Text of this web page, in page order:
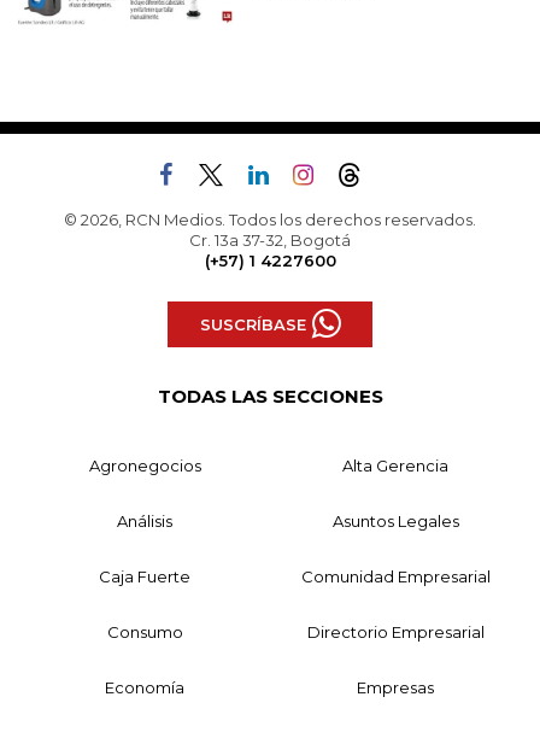
© 2026, RCN Medios. Todos los derechos reservados.
Cr. 13a 37-32, Bogotá
(+57) 1 4227600
SUSCRÍBASE
TODAS LAS SECCIONES
Agronegocios Alta Gerencia
Análisis Asuntos Legales
Caja Fuerte Comunidad Empresarial
Consumo Directorio Empresarial
Economía Empresas